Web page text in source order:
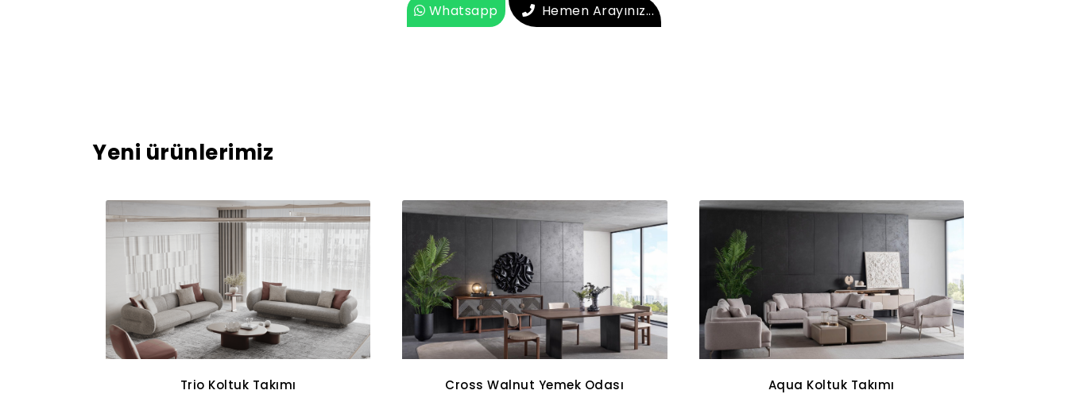
Whatsapp Hemen Arayınız...
Yeni ürünlerimiz
Cross Walnut Yemek Odası Aqua Koltuk Takımı Oddo Tv Ünitesi